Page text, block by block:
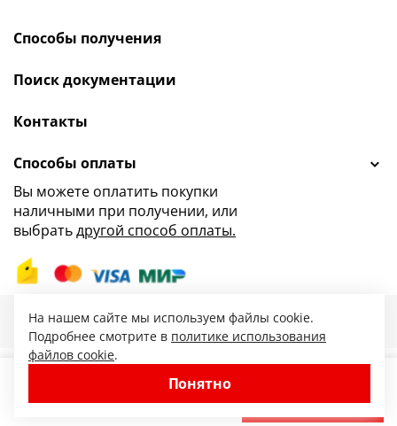
− + В корзину
Способы получения
Поиск документации
Контакты
Способы оплаты
Вы можете оплатить покупки
наличными при получении, или
выбратьдругой способ оплаты.
На нашем сайте мы используем файлы cookie.
Подробнее смотрите в политике использования
файлов cookie.
Понятно
47.ru — интернет-магазин сантехники от
© 2010-2026. Все права защищены.